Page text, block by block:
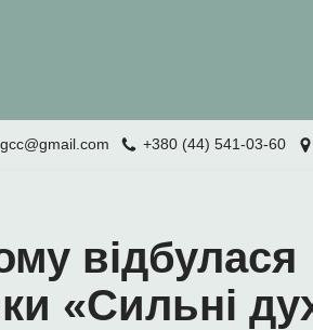
+380 (44) 541-03-60
відбулася
«Сильні